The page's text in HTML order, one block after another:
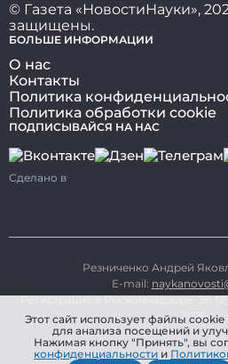
© Газета «НовостиНауки»,
защищены.
БОЛЬШЕ ИНФОРМАЦИИ
О нас
Контакты
Политика
Политика обработки cookie
ПОДПИСЫВАЙСЯ НА НАС
Сделано в
Резниченко Андрей
E-mail:
Регистрация в Роскомнадзоре: Эл №
2025 г.
Этот сайт использует файлы
для анализа посещений и
Нажимая кнопку "Принять", вы
конфиденциальности и